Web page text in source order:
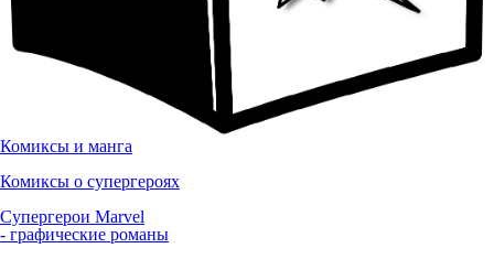
Комиксы и манга
Комиксы о супергероях
Супергерои Marvel
- графические романы